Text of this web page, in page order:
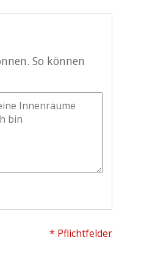
So können
* Pflichtfelder